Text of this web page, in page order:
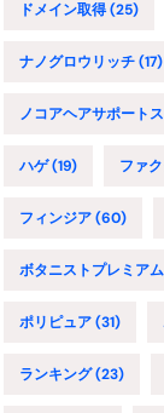
ドメイン取得(25)
ナノグロウリッチ(17)
ノコアヘアサポート
ハゲ(19) ファ
フィンジア(60)
ボタニストプレミア
ポリピュア(31)
ランキング(23)